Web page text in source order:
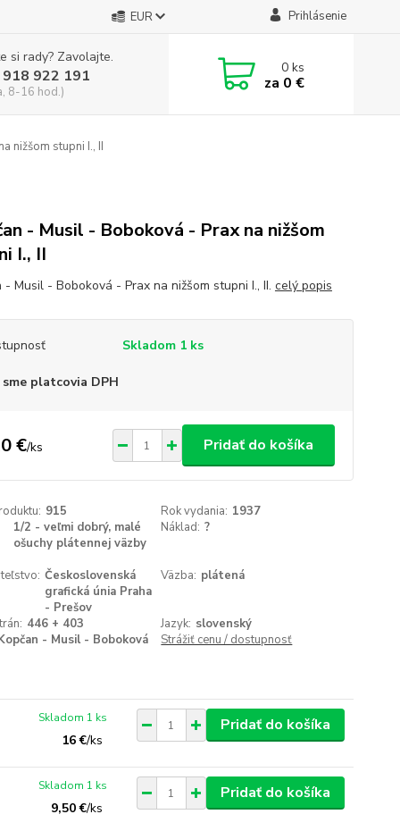
EUR Prihlásenie
si rady? Zavolajte.
922 191
8-16 hod.)
0ks
za 0 €
nižšom stupni I., II
- Musil - Boboková - Prax na nižšom
I., II
- Musil - Boboková - Prax na nižšom stupni I., II. celý popis
Skladom 1 ks
sme platcovia DPH
€/ks Pridať do košíka
915 Rok vydania: 1937
1/2 - veľmi dobrý, malé
ošuchy plátennej väzby
Náklad: ?
Československá
grafická únia Praha
- Prešov
Väzba: plátená
446 + 403 Jazyk: slovenský
- Musil - Boboková Strážiť cenu / dostupnosť
16 €/ks
Skladom 1 ks Pridať do košíka
9,50 €/ks
Skladom 1 ks Pridať do košíka